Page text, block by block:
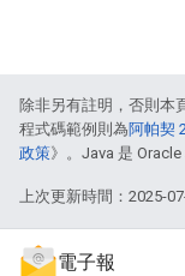
除非另有註明，否則本
程式碼範例則為阿帕契
政策》。Java 是
上次更新時間：2025-
電子報